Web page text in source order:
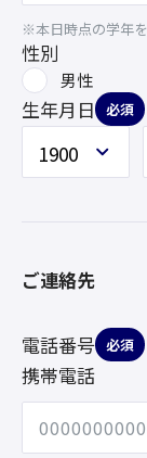
※本日時点の学年
性別
男性
生年月日 必須
ご連絡先
電話番号 必須
携帯電話